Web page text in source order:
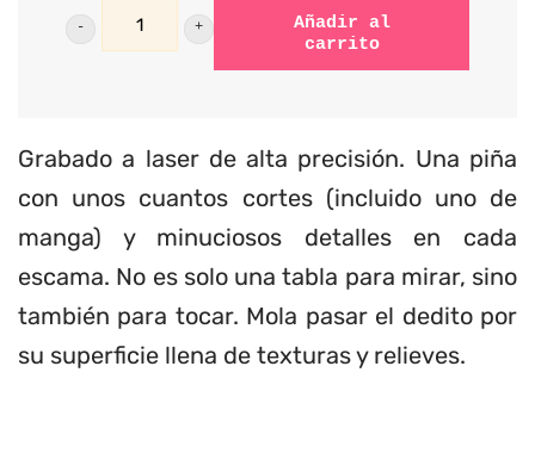
Pineapple
Chop
Edition
cantidad
Añadir al
carrito
Grabado a laser de alta precisión. Una piña
con unos cuantos cortes (incluido uno de
manga) y minuciosos detalles en cada
escama. No es solo una tabla para mirar, sino
también para tocar. Mola pasar el dedito por
su superficie llena de texturas y relieves.